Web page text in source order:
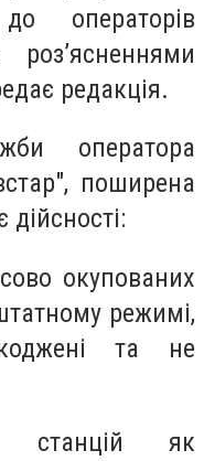
операторів
роз’ясненнями
редакція.
оператора
поширена
дійсності:
окупованих
режимі,
та не
станцій як